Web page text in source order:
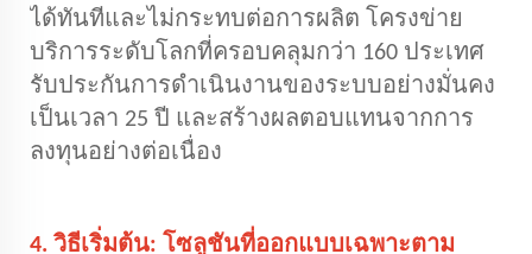
ได้ทันทีและไม่กระทบต่อการผลิต โครงข่าย
บริการระดับโลกที่ครอบคลุมกว่า 160 ประเทศ
รับประกันการดำเนินงานของระบบอย่างมั่นคง
เป็นเวลา 25 ปี และสร้างผลตอบแทนจากการ
ลงทุนอย่างต่อเนื่อง
4. วิธีเริ่มต้น: โซลูชันที่ออกแบบเฉพาะตาม